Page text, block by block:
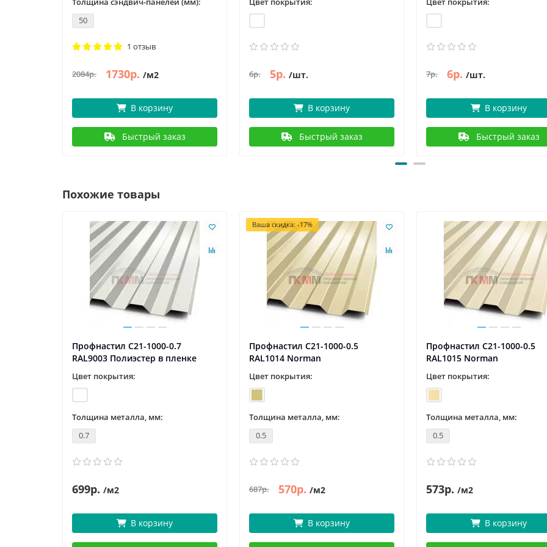
50
1 отзыв
2084р. 1730р. /м2
В корзину
Быстрый заказ
6р. 5р. /шт.
В корзину
Быстрый заказ
7р. 6р. /шт.
В корзину
Быстрый заказ
Похожие товары
Профнастил C21-1000-0.7
RAL9003 Полиэстер в пленке
Цвет покрытия:
Толщина металла, мм:
0.7
699р. /м2
В корзину
Ваша скидка: -17%
Профнастил C21-1000-0.5
RAL1014 Norman
Цвет покрытия:
Толщина металла, мм:
0.5
687р. 570р. /м2
В корзину
Профнастил C21-1000-0.5
RAL1015 Norman
Цвет покрытия:
Толщина металла, мм:
0.5
573р. /м2
В корзину